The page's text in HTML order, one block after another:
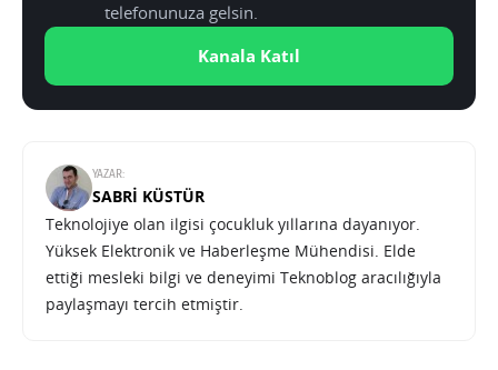
telefonunuza gelsin.
Kanala Katıl
YAZAR:
SABRI KÜSTÜR
Teknolojiye olan ilgisi çocukluk yıllarına dayanıyor.
Yüksek Elektronik ve Haberleşme Mühendisi. Elde
ettiği mesleki bilgi ve deneyimi Teknoblog aracılığıyla
paylaşmayı tercih etmiştir.